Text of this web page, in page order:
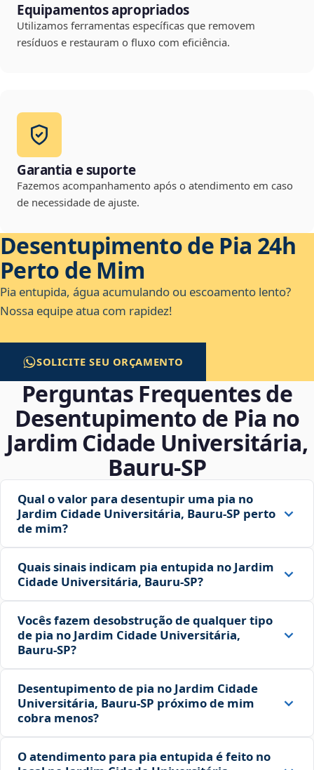
Equipamentos apropriados
Utilizamos ferramentas específicas que removem
resíduos e restauram o fluxo com eficiência.
Garantia e suporte
Fazemos acompanhamento após o atendimento em caso
de necessidade de ajuste.
Desentupimento de Pia 24h
Perto de Mim
Pia entupida, água acumulando ou escoamento lento?
Nossa equipe atua com rapidez!
SOLICITE SEU ORÇAMENTO
Perguntas Frequentes de
Desentupimento de Pia no
Jardim Cidade Universitária,
Bauru‑SP
Qual o valor para desentupir uma pia no
Jardim Cidade Universitária, Bauru‑SP perto
de mim?
Quais sinais indicam pia entupida no Jardim
Cidade Universitária, Bauru‑SP?
Vocês fazem desobstrução de qualquer tipo
de pia no Jardim Cidade Universitária,
Bauru‑SP?
Desentupimento de pia no Jardim Cidade
Universitária, Bauru‑SP próximo de mim
cobra menos?
O atendimento para pia entupida é feito no